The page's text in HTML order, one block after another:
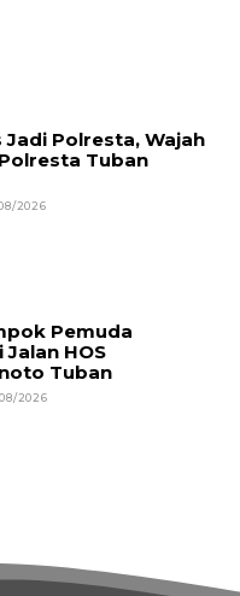
Jadi Polresta, Wajah
Tuban
2026
Pemuda
HOS
Tuban
2026